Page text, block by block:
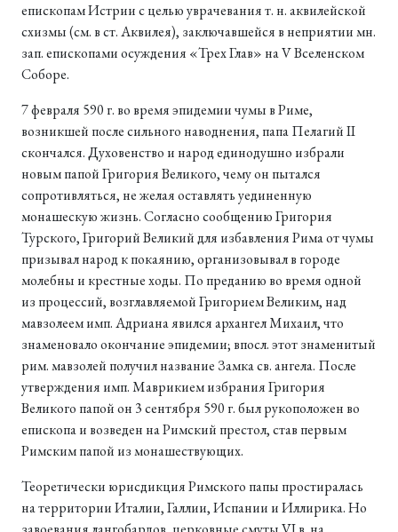
епископам Истрии с целью уврачевания т. н. аквилейской
схизмы (см. в ст. Аквилея), заключавшейся в неприятии мн.
зап. епископами осуждения «Трех Глав» на V Вселенском
Соборе.
7 февраля 590 г. во время эпидемии чумы в Риме,
возникшей после сильного наводнения, папа Пелагий II
скончался. Духовенство и народ единодушно избрали
новым папой Григория Великого, чему он пытался
сопротивляться, не желая оставлять уединенную
монашескую жизнь. Согласно сообщению Григория
Турского, Григорий Великий для избавления Рима от чумы
призывал народ к покаянию, организовывал в городе
молебны и крестные ходы. По преданию во время одной
из процессий, возглавляемой Григорием Великим, над
мавзолеем имп. Адриана явился архангел Михаил, что
знаменовало окончание эпидемии; впосл. этот знаменитый
рим. мавзолей получил название Замка св. ангела. После
утверждения имп. Маврикием избрания Григория
Великого папой он 3 сентября 590 г. был рукоположен во
епископа и возведен на Римский престол, став первым
Римским папой из монашествующих.
Теоретически юрисдикция Римского папы простиралась
на территории Италии, Галлии, Испании и Иллирика. Но